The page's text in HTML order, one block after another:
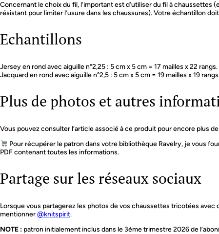
Concernant le choix du fil, l’important est d’utiliser du fil à
résistant pour limiter l’usure dans les chaussures). Votre échantillon
Echantillons
Jersey en rond avec aiguille n°2,25 : 5 cm x 5 cm = 17 mailles x 22 rangs.
Jacquard en rond avec aiguille n°2,5 : 5 cm x 5 cm = 19 mailles x 19
Plus de photos et autres
Vous pouvez consulter l’article associé à ce produit pour encore plus
Pour récupérer le patron dans votre bibliothèque Ravelry, je vous
PDF contenant toutes les informations.
Partage sur les réseaux sociaux
Lorsque vous partagerez les photos de vos chaussettes tricotées avec
mentionner@knitspirit.
NOTE : patron initialement inclus dans le 3ème trimestre 2026 de